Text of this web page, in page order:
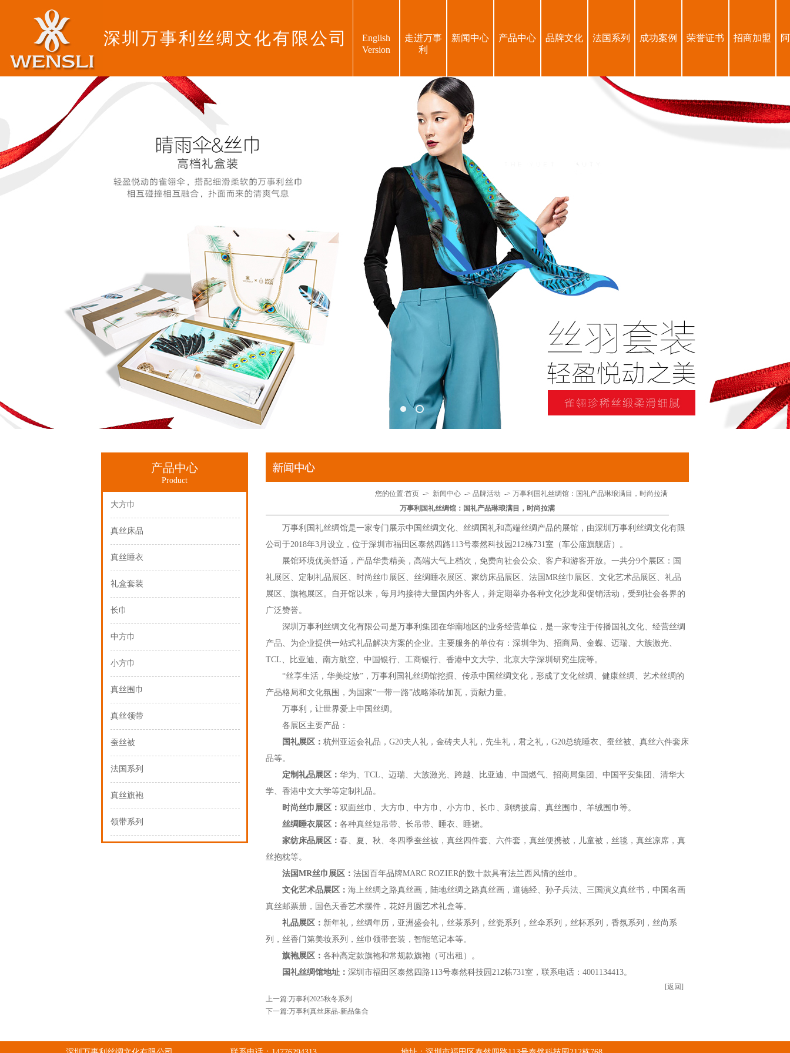
深圳万事利丝绸文化有限公司
English
Version
走进万事
利
新闻中心 产品中心 品牌文化 法国系列 成功案例 荣誉证书 招商加盟
1 2 3 4
产品中心
Product
大方巾
真丝床品
真丝睡衣
礼盒套装
长巾
中方巾
小方巾
真丝围巾
真丝领带
蚕丝被
法国系列
真丝旗袍
领带系列
您的位置:首页 -> 新闻中心 -> 品牌活动 -> 万事利国礼丝绸馆：国礼产品琳琅满目，时尚拉满
万事利国礼丝绸馆：国礼产品琳琅满目，时尚拉满
万事利国礼丝绸馆是一家专门展示中国丝绸文化、丝绸国礼和高端丝绸产品的展馆，由深圳万事利丝绸文化有限
公司于2018年3月设立，位于深圳市福田区泰然四路113号泰然科技园212栋731室（车公庙旗舰店）。
展馆环境优美舒适，产品华贵精美，高端大气上档次，免费向社会公众、客户和游客开放。一共分9个展区：国
礼展区、定制礼品展区、时尚丝巾展区、丝绸睡衣展区、家纺床品展区、法国MR丝巾展区、文化艺术品展区、礼品
展区、旗袍展区。自开馆以来，每月均接待大量国内外客人，并定期举办各种文化沙龙和促销活动，受到社会各界的
广泛赞誉。
深圳万事利丝绸文化有限公司是万事利集团在华南地区的业务经营单位，是一家专注于传播国礼文化、经营丝绸
产品、为企业提供一站式礼品解决方案的企业。主要服务的单位有：深圳华为、招商局、金蝶、迈瑞、大族激光、
TCL、比亚迪、南方航空、中国银行、工商银行、香港中文大学、北京大学深圳研究生院等。
“丝享生活，华美绽放”，万事利国礼丝绸馆挖掘、传承中国丝绸文化，形成了文化丝绸、健康丝绸、艺术丝绸的
产品格局和文化氛围，为国家“一带一路”战略添砖加瓦，贡献力量。
万事利，让世界爱上中国丝绸。
各展区主要产品：
国礼展区： 杭州亚运会礼品，G20夫人礼，金砖夫人礼，先生礼，君之礼，G20总统睡衣、蚕丝被、真丝六件套床
品等。
定制礼品展区： 华为、TCL、迈瑞、大族激光、跨越、比亚迪、中国燃气、招商局集团、中国平安集团、清华大
学、香港中文大学等定制礼品。
时尚丝巾展区： 双面丝巾、大方巾、中方巾、小方巾、长巾、刺绣披肩、真丝围巾、羊绒围巾等。
丝绸睡衣展区： 各种真丝短吊带、长吊带、睡衣、睡裙。
家纺床品展区： 春、夏、秋、冬四季蚕丝被，真丝四件套、六件套，真丝便携被，儿童被，丝毯，真丝凉席，真
丝抱枕等。
法国MR丝巾展区： 法国百年品牌MARC ROZIER的数十款具有法兰西风情的丝巾。
文化艺术品展区： 海上丝绸之路真丝画，陆地丝绸之路真丝画，道德经、孙子兵法、三国演义真丝书，中国名画
真丝邮票册，国色天香艺术摆件，花好月圆艺术礼盒等。
礼品展区： 新年礼，丝绸年历，亚洲盛会礼，丝茶系列，丝瓷系列，丝伞系列，丝杯系列，香氛系列，丝尚系
列，丝香门第美妆系列，丝巾领带套装，智能笔记本等。
旗袍展区： 各种高定款旗袍和常规款旗袍（可出租）。
国礼丝绸馆地址： 深圳市福田区泰然四路113号泰然科技园212栋731室，联系电话：4001134413。
[返回]
上一篇:万事利2025秋冬系列
下一篇:万事利真丝床品-新品集合